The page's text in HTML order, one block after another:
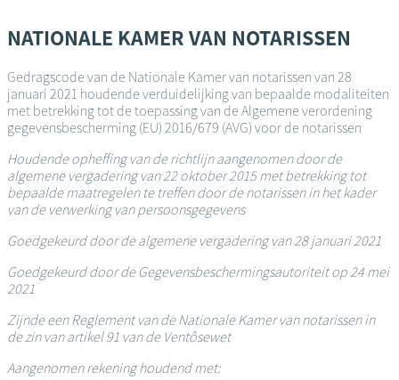
en
naar
inhoud
gaan
NATIONALE KAMER VAN NOTARISSEN
Gedragscode van de Nationale Kamer van notarissen van 28
januari 2021 houdende verduidelijking van bepaalde modaliteiten
met betrekking tot de toepassing van de Algemene verordening
gegevensbescherming (EU) 2016/679 (AVG) voor de notarissen
Houdende opheffing van de richtlijn aangenomen door de
algemene vergadering van 22 oktober 2015 met betrekking tot
bepaalde maatregelen te treffen door de notarissen in het kader
van de verwerking van persoonsgegevens
Goedgekeurd door de algemene vergadering van 28 januari 2021
Goedgekeurd door de Gegevensbeschermingsautoriteit op 24 mei
2021
Zijnde een Reglement van de Nationale Kamer van notarissen in
de zin van artikel 91 van de Ventôsewet
Aangenomen rekening houdend met: